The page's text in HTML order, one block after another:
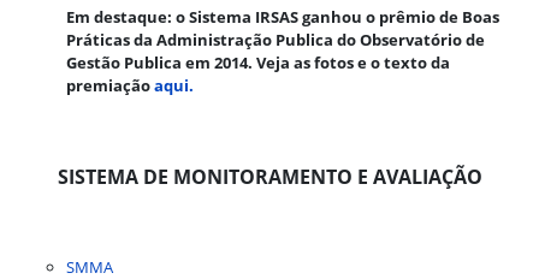
Em destaque: o Sistema IRSAS ganhou o prêmio de Boas
Práticas da Administração Publica do Observatório de
Gestão Publica em 2014. Veja as fotos e o texto da
premiaçãoaqui.
SISTEMA DE MONITORAMENTO E AVALIAÇÃO
SMMA